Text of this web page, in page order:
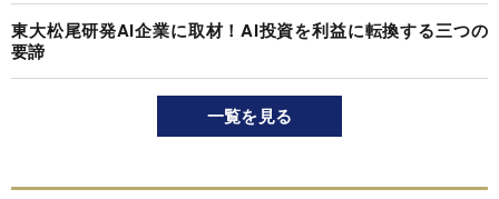
東大松尾研発AI企業に取材！AI投資を利益に転換する三つの
要諦
一覧を見る